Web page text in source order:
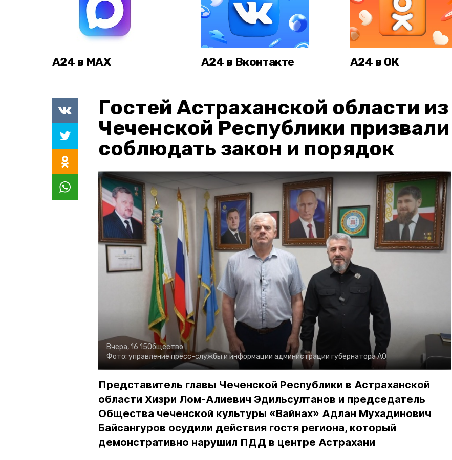
А24 в MAX А24 в Вконтакте А24 в ОК
Гостей Астраханской области из
Чеченской Республики призвали
соблюдать закон и порядок
Вчера, 16:15Общество
Фото: управление пресс-службы и информации администрации губернатора АО
Представитель главы Чеченской Республики в Астраханской
области Хизри Лом-Алиевич Эдильсултанов и председатель
Общества чеченской культуры «Вайнах» Адлан Мухадинович
Байсангуров осудили действия гостя региона, который
демонстративно нарушил ПДД в центре Астрахани